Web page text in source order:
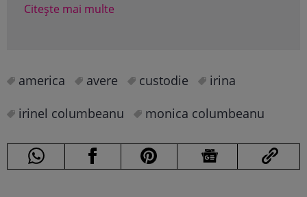
Citește mai multe
america avere custodie
irina
irinel columbeanu
monica columbeanu